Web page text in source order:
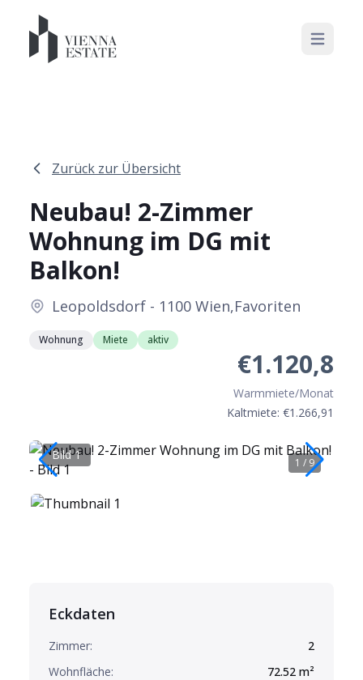
Open
Zurück zur Übersicht
Neubau! 2-Zimmer
Wohnung im DG mit
Balkon!
Leopoldsdorf - 1100 Wien,Favoriten
Wohnung Miete aktiv
€1.120,8
Warmmiete/Monat
Kaltmiete: €1.266,91
Bild 1
1 / 9
Eckdaten
Zimmer:
2
Wohnfläche:
72.52 m²